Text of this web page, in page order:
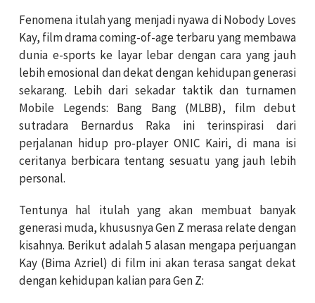
Fenomena itulah yang menjadi nyawa di Nobody Loves
Kay, film drama coming-of-age terbaru yang membawa
dunia e-sports ke layar lebar dengan cara yang jauh
lebih emosional dan dekat dengan kehidupan generasi
sekarang. Lebih dari sekadar taktik dan turnamen
Mobile Legends: Bang Bang (MLBB), film debut
sutradara Bernardus Raka ini terinspirasi dari
perjalanan hidup pro-player ONIC Kairi, di mana isi
ceritanya berbicara tentang sesuatu yang jauh lebih
personal.
Tentunya hal itulah yang akan membuat banyak
generasi muda, khususnya Gen Z merasa relate dengan
kisahnya. Berikut adalah 5 alasan mengapa perjuangan
Kay (Bima Azriel) di film ini akan terasa sangat dekat
dengan kehidupan kalian para Gen Z: